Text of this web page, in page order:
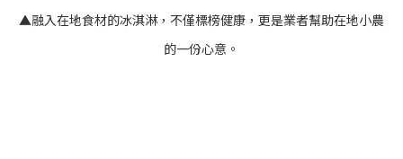
▲融入在地食材的冰淇淋，不僅標榜健康，更是業者幫助在地小農
的一份心意。